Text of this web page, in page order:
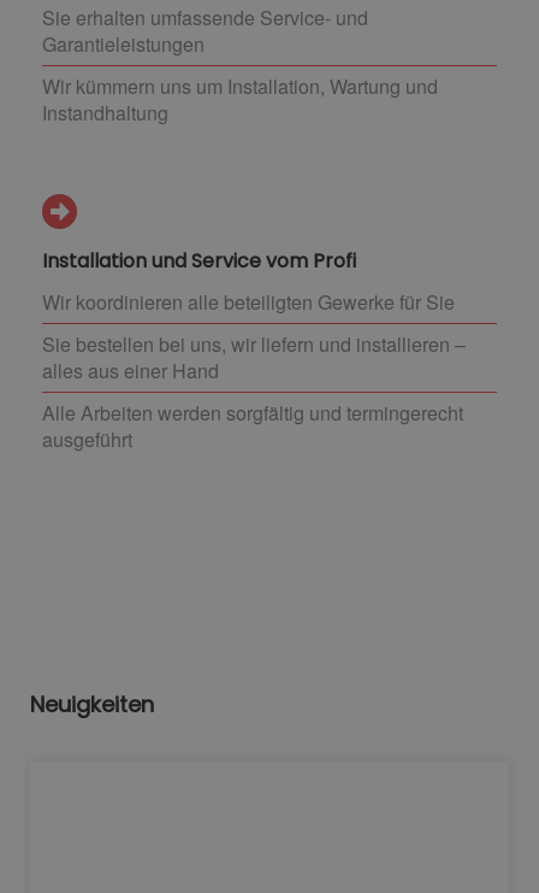
Sie erhalten umfassende Service- und
Garantieleistungen
Wir kümmern uns um Installation, Wartung und
Instandhaltung
Installation und Service vom Profi
Wir koordinieren alle beteiligten Gewerke für Sie
Sie bestellen bei uns, wir liefern und installieren –
alles aus einer Hand
Alle Arbeiten werden sorgfältig und termingerecht
ausgeführt
Neuigkeiten